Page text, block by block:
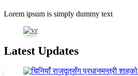
Lorem ipsum is simply dummy text
Latest Updates